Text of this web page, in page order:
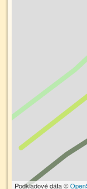
Podkladové dáta ©